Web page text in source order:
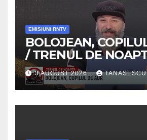
EMISIUNI RNTV
BOLOJEAN,
/ TRENUL DE
3 AUGUST 2026